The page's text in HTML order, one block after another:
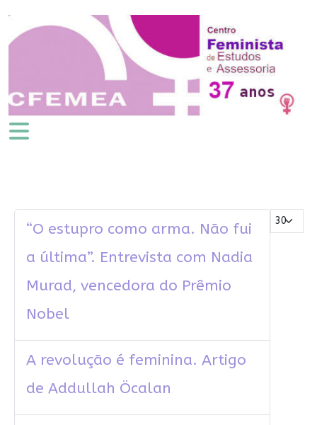
Mostrar #
“O estupro como arma. Não fui
a última”. Entrevista com Nadia
Murad, vencedora do Prêmio
Nobel
A revolução é feminina. Artigo
de Addullah Öcalan